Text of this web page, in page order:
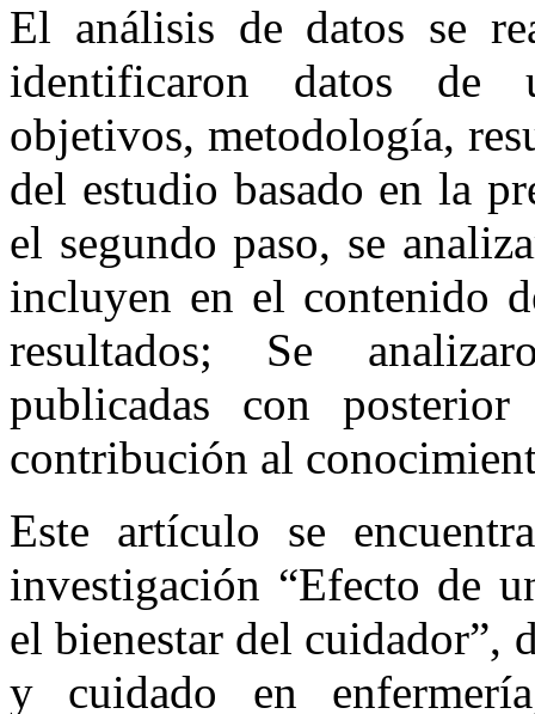
El análisis de datos se
identificaron datos de
objetivos, metodología,
del estudio basado en la
el segundo paso, se
incluyen en el contenido
resultados; Se
publicadas con
contribución al
Este artículo se
investigación “Efecto de
el bienestar del cuidador”,
y cuidado en